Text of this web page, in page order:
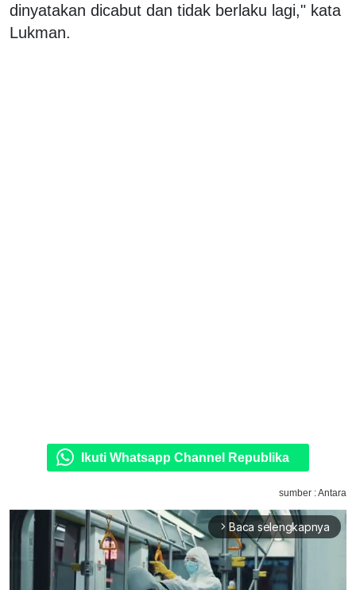
dinyatakan dicabut dan tidak berlaku lagi," kata
Lukman.
Ikuti Whatsapp Channel Republika
sumber : Antara
arrow_forward_ios Baca selengkapnya